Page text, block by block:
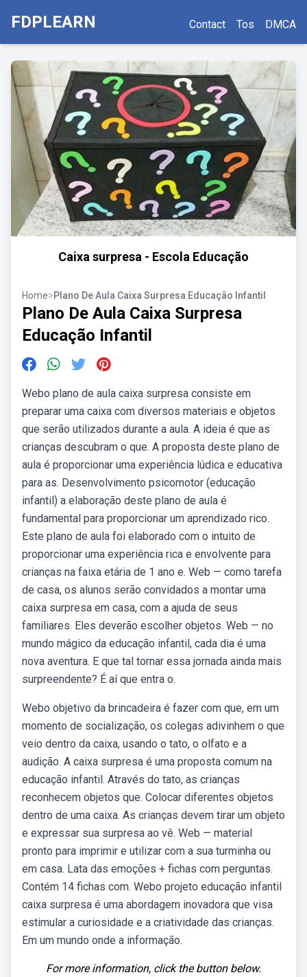
FDPLEARN Contact Tos DMCA
Caixa surpresa - Escola Educação
Home>Plano De Aula Caixa Surpresa Educação Infantil
Plano De Aula Caixa Surpresa
Educação Infantil
Webo plano de aula caixa surpresa consiste em
preparar uma caixa com diversos materiais e objetos
que serão utilizados durante a aula. A ideia é que as
crianças descubram o que. A proposta deste plano de
aula é proporcionar uma experiência lúdica e educativa
para as. Desenvolvimento psicomotor (educação
infantil) a elaboração deste plano de aula é
fundamental para proporcionar um aprendizado rico.
Este plano de aula foi elaborado com o intuito de
proporcionar uma experiência rica e envolvente para
crianças na faixa etária de 1 ano e. Web — como tarefa
de casa, os alunos serão convidados a montar uma
caixa surpresa em casa, com a ajuda de seus
familiares. Eles deverão escolher objetos. Web — no
mundo mágico da educação infantil, cada dia é uma
nova aventura. E que tal tornar essa jornada ainda mais
surpreendente? É aí que entra o.
Webo objetivo da brincadeira é fazer com que, em um
momento de socialização, os colegas adivinhem o que
veio dentro da caixa, usando o tato, o olfato e a
audição. A caixa surpresa é uma proposta comum na
educação infantil. Através do tato, as crianças
reconhecem objetos que. Colocar diferentes objetos
dentro de uma caixa. As crianças devem tirar um objeto
e expressar sua surpresa ao vê. Web — material
pronto para imprimir e utilizar com a sua turminha ou
em casa. Lata das emoções + fichas com perguntas.
Contém 14 fichas com. Webo projeto educação infantil
caixa surpresa é uma abordagem inovadora que visa
estimular a curiosidade e a criatividade das crianças.
Em um mundo onde a informação.
For more information, click the button below.